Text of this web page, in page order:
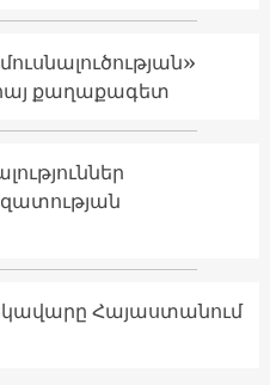
քաղաքագետ
Հայաստանում